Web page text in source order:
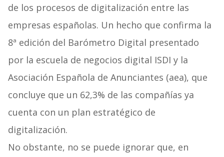
de los procesos de digitalización entre las
empresas españolas. Un hecho que confirma la
8ª edición del Barómetro Digital presentado
por la escuela de negocios digital ISDI y la
Asociación Española de Anunciantes (aea), que
concluye que un 62,3% de las compañías ya
cuenta con un plan estratégico de
digitalización.
No obstante, no se puede ignorar que, en